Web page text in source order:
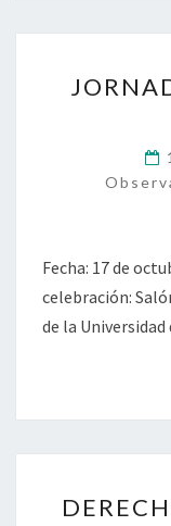
Fecha: 17 de
celebración:
de la